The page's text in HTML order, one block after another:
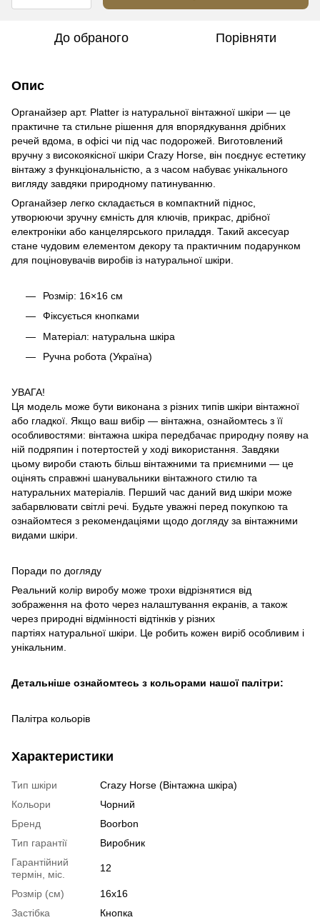
До обраного Порівняти
Опис
Органайзер арт. Platter із натуральної вінтажної шкіри — це
практичне та стильне рішення для впорядкування дрібних
речей вдома, в офісі чи під час подорожей. Виготовлений
вручну з високоякісної шкіри Crazy Horse, він поєднує естетику
вінтажу з функціональністю, а з часом набуває унікального
вигляду завдяки природному патинуванню.
Органайзер легко складається в компактний піднос,
утворюючи зручну ємність для ключів, прикрас, дрібної
електроніки або канцелярського приладдя. Такий аксесуар
стане чудовим елементом декору та практичним подарунком
для поціновувачів виробів із натуральної шкіри.
Розмір: 16×16 см
Фіксується кнопками
Матеріал: натуральна шкіра
Ручна робота (Україна)
УВАГА!
Ця модель може бути виконана з різних типів шкіри вінтажної
або гладкої. Якщо ваш вибір — вінтажна, ознайомтесь з її
особливостями: вінтажна шкіра передбачає природну появу на
ній подряпин і потертостей у ході використання. Завдяки
цьому вироби стають більш вінтажними та приємними — це
оцінять справжні шанувальники вінтажного стилю та
натуральних матеріалів. Перший час даний вид шкіри може
забарвлювати світлі речі. Будьте уважні перед покупкою та
ознайомтеся з рекомендаціями щодо догляду за вінтажними
видами шкіри.
Поради по догляду
Реальний колір виробу може трохи відрізнятися від
зображення на фото через налаштування екранів, а також
через природні відмінності відтінків у різних
партіях натуральної шкіри. Це робить кожен виріб особливим і
унікальним.
Детальніше ознайомтесь з кольорами нашої палітри:
Палітра кольорів
Характеристики
Тип шкіри
Crazy Horse (Вінтажна шкіра)
Кольори
Чорний
Бренд
Boorbon
Тип гарантії
Виробник
Гарантійний
термін, міс.
12
Розмір (см)
16х16
Застібка
Кнопка